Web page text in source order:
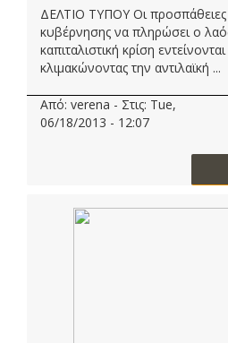
ΔΕΛΤΙΟ ΤΥΠΟΥ Οι προσπάθειες
κυβέρνησης να πληρώσει ο
καπιταλιστική κρίση
κλιμακώνοντας την αντιλαϊκή ...
Από: verena - Στις: Tue,
06/18/2013 - 12:07